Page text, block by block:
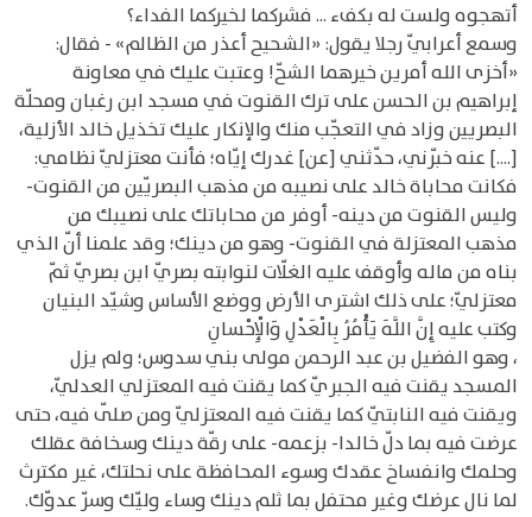
أتهجوه ولست له بكفء ... فشركما لخيركما الفداء؟
وسمع أعرابيّ رجلا يقول: «الشحيح أعذر من الظالم» - فقال:
«أخزى الله أمرين خيرهما الشحّ! وعتبت عليك في معاونة
إبراهيم بن الحسن على ترك القنوت في مسجد ابن رغبان ومحلّة
البصريين وزاد في التعجّب منك والإنكار عليك تخذيل خالد الأزلية،
[....] عنه خبّرني، حدّثني [عن] غدرك إيّاه؛ فأنت معتزليّ نظامي:
فكانت محاباة خالد على نصيبه من مذهب البصريّين من القنوت-
وليس القنوت من دينه- أوفر من محاباتك على نصيبك من
مذهب المعتزلة في القنوت- وهو من دينك؛ وقد علمنا أنّ الذي
بناه من ماله وأوقف عليه الغلّات لنوابته بصريّ ابن بصريّ ثمّ
معتزليّ؛ على ذلك اشترى الأرض ووضع الأساس وشيّد البنيان
وكتب عليه إِنَّ اللَّهَ يَأْمُرُ بِالْعَدْلِ وَالْإِحْسانِ
، وهو الفضيل بن عبد الرحمن مولى بني سدوس؛ ولم يزل
المسجد يقنت فيه الجبريّ كما يقنت فيه المعتزلي العدليّ،
ويقنت فيه النابتيّ كما يقنت فيه المعتزليّ ومن صلّى فيه، حتى
عرضت فيه بما دلّ خالدا- بزعمه- على رقّة دينك وسخافة عقلك
وحلمك وانفساخ عقدك وسوء المحافظة على نحلتك، غير مكترث
لما نال عرضك وغير محتفل بما ثلم دينك وساء وليّك وسرّ عدوّك.